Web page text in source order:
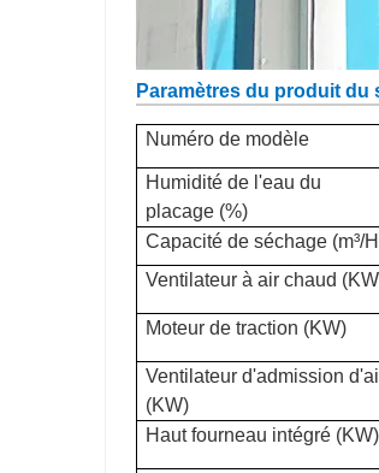
Paramètres du produit du
Numéro de modèle
Humidité de l'eau du
placage (%)
Capacité de séchage (m³/
Ventilateur à air chaud
Moteur de traction (KW)
Ventilateur d'admission
(KW)
Haut fourneau intégré (KW)